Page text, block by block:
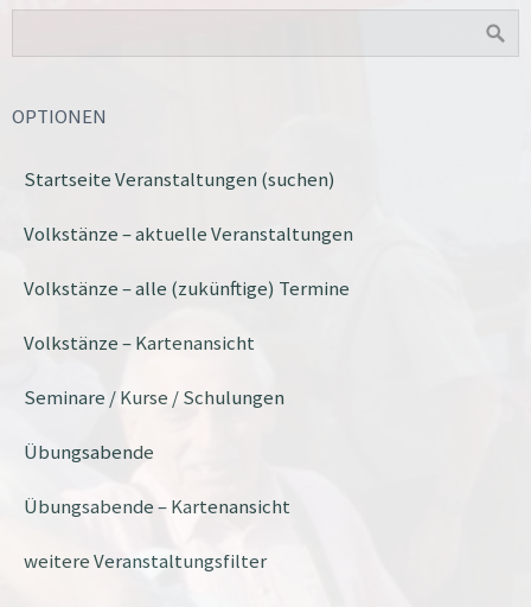
OPTIONEN
Startseite Veranstaltungen (suchen)
Volkstänze – aktuelle Veranstaltungen
Volkstänze – alle (zukünftige) Termine
Volkstänze – Kartenansicht
Seminare / Kurse / Schulungen
Übungsabende
Übungsabende – Kartenansicht
weitere Veranstaltungsfilter